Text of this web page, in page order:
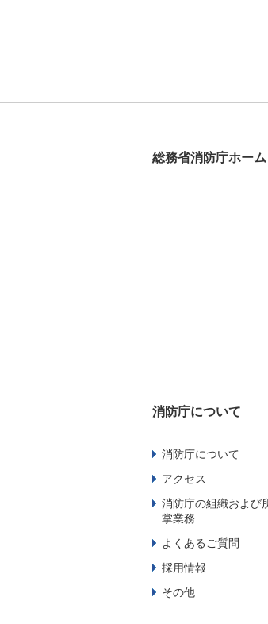
総務省消防庁ホーム
消防庁について
消防庁について
アクセス
消防庁の組織および
掌業務
よくあるご質問
採用情報
その他